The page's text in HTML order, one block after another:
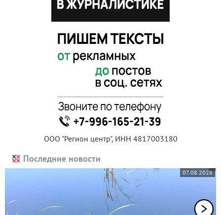
ООО "Регион центр", ИНН 4817003180
Последние новости
07.08.2026